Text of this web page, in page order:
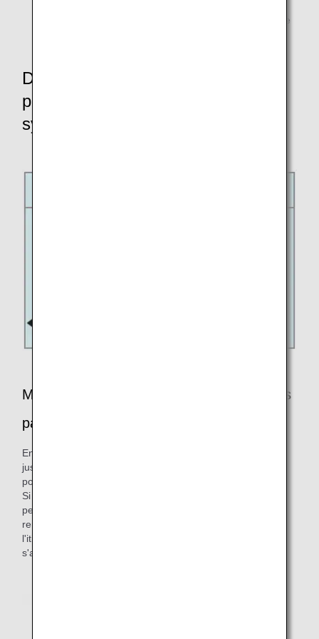
Les vols débuteront le 1er juin 2026 dans le cadre de
Détails des restrictions de service
pour les aéroports utilisant l'ancien
système
Modification de la réservation pour les vols
partant à partir du 19 mai
En raison du renouvellement des tarifs, les vols au départ
jusqu'au 18 mai 2026 inclus ne peuvent pas être modifiés
pour des vols au départ à partir du 19 mai 2026.
Si des modifications sont apportées pour des raisons
personnelles, quel que soit le tarif, veuillez demander un
remboursement et effectuer une nouvelle réservation pour
l'itinéraire de votre choix. Des frais d'annulation
s'appliqueront pour les remboursements.